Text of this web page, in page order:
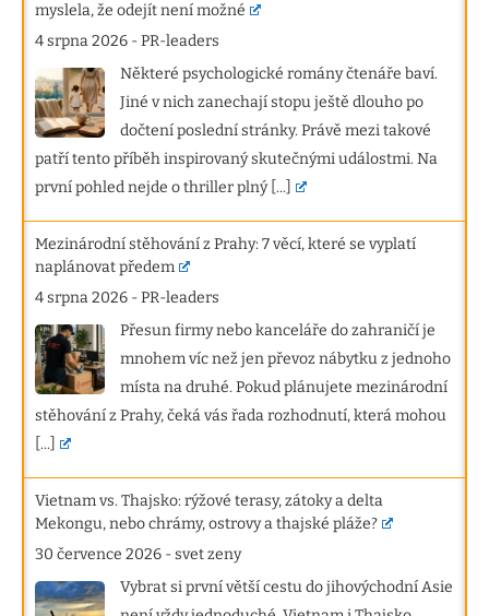
myslela, že odejít není možné
4 srpna 2026 -PR-leaders
Některé psychologické romány čtenáře baví.
Jiné v nich zanechají stopu ještě dlouho po
dočtení poslední stránky. Právě mezi takové
patří tento příběh inspirovaný skutečnými událostmi. Na
první pohled nejde o thriller plný [...]
Mezinárodní stěhování z Prahy: 7 věcí, které se vyplatí
naplánovat předem
4 srpna 2026 -PR-leaders
Přesun firmy nebo kanceláře do zahraničí je
mnohem víc než jen převoz nábytku z jednoho
místa na druhé. Pokud plánujete mezinárodní
stěhování z Prahy, čeká vás řada rozhodnutí, která mohou
[...]
Vietnam vs. Thajsko: rýžové terasy, zátoky a delta
Mekongu, nebo chrámy, ostrovy a thajské pláže?
30 července 2026 -svet zeny
Vybrat si první větší cestu do jihovýchodní Asie